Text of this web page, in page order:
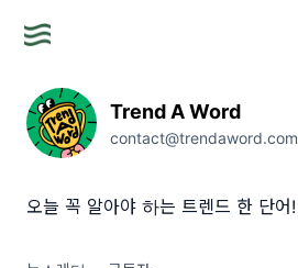
Trend A Word
contact@trendaword.com
오늘 꼭 알아야 하는 트렌드 한 단어!